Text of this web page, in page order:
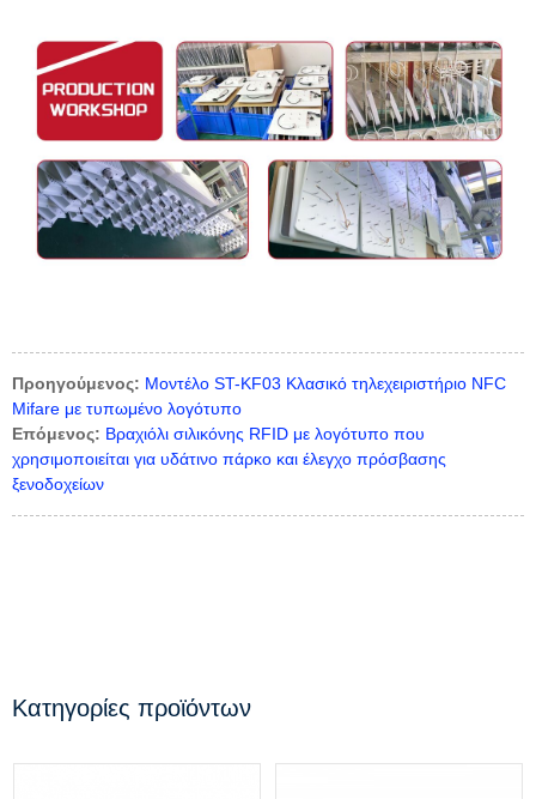
Προηγούμενος: Μοντέλο ST-KF03 Κλασικό τηλεχειριστήριο NFC
Mifare με τυπωμένο λογότυπο
Επόμενος: Βραχιόλι σιλικόνης RFID με λογότυπο που
χρησιμοποιείται για υδάτινο πάρκο και έλεγχο πρόσβασης
ξενοδοχείων
Κατηγορίες προϊόντων